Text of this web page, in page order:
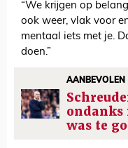
“We krijgen op
ook weer, vlak voor
mentaal iets met je.
doen.”
AANBEVOLEN
ondanks
was te